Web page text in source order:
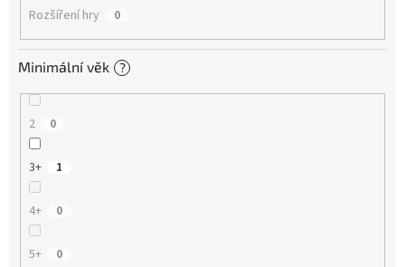
Rozšíření hry 0
Minimální věk ?
2 0
3+ 1
4+ 0
5+ 0